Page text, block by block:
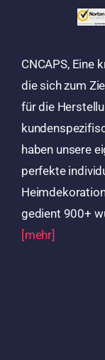
CNCAPS, Eine
die sich zum
für die
haben unsere
perfekte
gedient 900+
[mehr]